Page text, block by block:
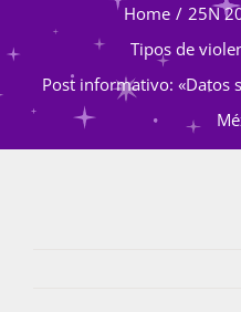
Atención de la
Home 25N
Tipos de
Post informativo: «Datos